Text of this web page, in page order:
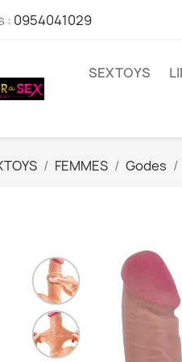
: 0954041029
SEXTOYS
FEMMES Godes